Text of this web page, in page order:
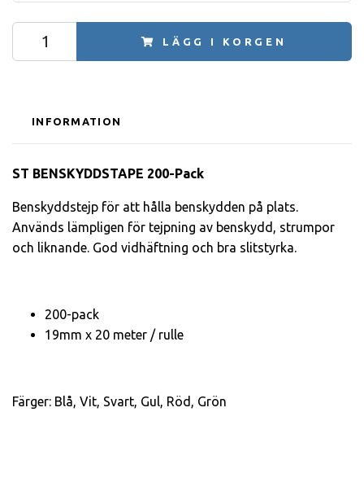
LÄGG I KORGEN
INFORMATION
ST BENSKYDDSTAPE 200-Pack
Benskyddstejp för att hålla benskydden på plats.
Används lämpligen för tejpning av benskydd, strumpor
och liknande. God vidhäftning och bra slitstyrka.
200-pack
19mm x 20 meter / rulle
Färger: Blå, Vit, Svart, Gul, Röd, Grön